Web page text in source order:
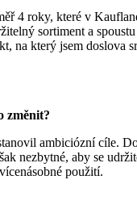
4 roky, které v
sortiment a
na který jsem doslova
změnit?
ambiciózní cíle.
nezbytné, aby se
použití.